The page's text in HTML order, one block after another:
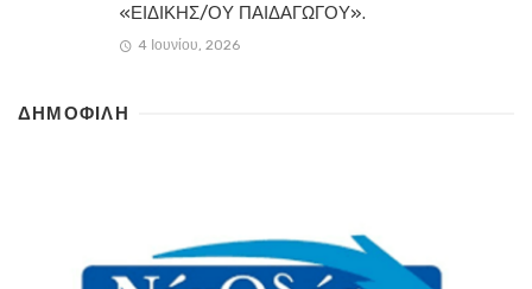
«ΕΙΔΙΚΗΣ/ΟΥ ΠΑΙΔΑΓΩΓΟΥ».
4 Ιουνίου, 2026
ΔΗΜΟΦΙΛΗ